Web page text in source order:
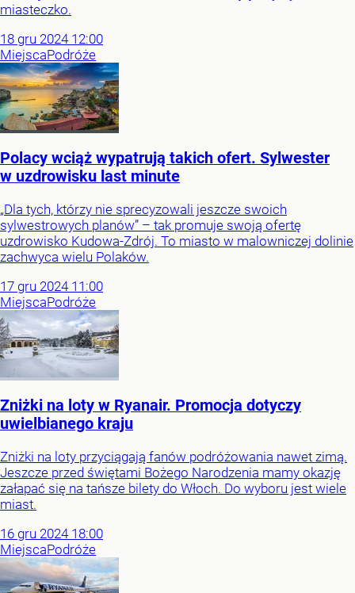
miasteczko.
18 gru 2024 12:00
MiejscaPodróże
Polacy wciąż wypatrują takich ofert. Sylwester
w uzdrowisku last minute
„Dla tych, którzy nie sprecyzowali jeszcze swoich
sylwestrowych planów” – tak promuje swoją ofertę
uzdrowisko Kudowa-Zdrój. To miasto w malowniczej dolinie
zachwyca wielu Polaków.
17 gru 2024 11:00
MiejscaPodróże
Zniżki na loty w Ryanair. Promocja dotyczy
uwielbianego kraju
Zniżki na loty przyciągają fanów podróżowania nawet zimą.
Jeszcze przed świętami Bożego Narodzenia mamy okazję
załapać się na tańsze bilety do Włoch. Do wyboru jest wiele
miast.
16 gru 2024 18:00
MiejscaPodróże